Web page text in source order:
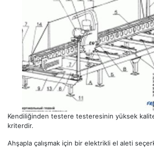
Kendiliğinden testere testeresinin yüksek
kriterdir.
Ahşapla çalışmak için bir elektrikli el aleti